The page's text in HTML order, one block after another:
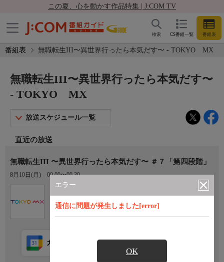
この夏、心を動かす作品特集 | J:COM TV
CS番組一覧 番組表
検索
番組表 無職転生III〜異世界行ったら本気だす〜 - TOKYO MX
エラー
通信に問題が発生しました[error]
OK
無職転生III〜異世界行ったら本気だす〜
- TOKYO MX
放送スケジュール一覧
直近の放送
無職転生III 〜異世界行ったら本気だす〜 ＃７「第四段階」
8月10日(月) 00:00〜00:30
カレンダー登録 アプリ視聴